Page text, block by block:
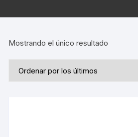
Mostrando el único resultado